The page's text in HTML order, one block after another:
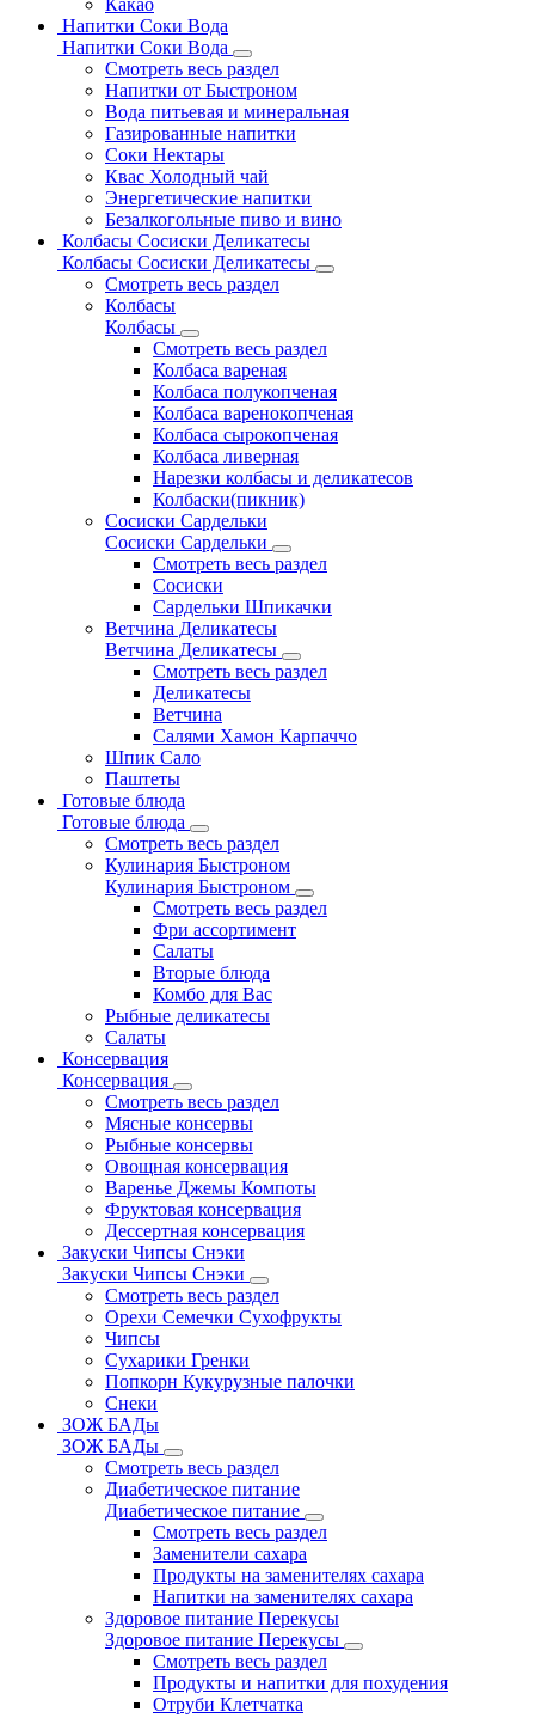
Какао
Напитки Соки Вода
Напитки Соки Вода
Смотреть весь раздел
Напитки от Быстроном
Вода питьевая и минеральная
Газированные напитки
Соки Нектары
Квас Холодный чай
Энергетические напитки
Безалкогольные пиво и вино
Колбасы Сосиски Деликатесы
Колбасы Сосиски Деликатесы
Смотреть весь раздел
Колбасы
Колбасы
Смотреть весь раздел
Колбаса вареная
Колбаса полукопченая
Колбаса варенокопченая
Колбаса сырокопченая
Колбаса ливерная
Нарезки колбасы и деликатесов
Колбаски(пикник)
Сосиски Сардельки
Сосиски Сардельки
Смотреть весь раздел
Сосиски
Сардельки Шпикачки
Ветчина Деликатесы
Ветчина Деликатесы
Смотреть весь раздел
Деликатесы
Ветчина
Салями Хамон Карпаччо
Шпик Сало
Паштеты
Готовые блюда
Готовые блюда
Смотреть весь раздел
Кулинария Быстроном
Кулинария Быстроном
Смотреть весь раздел
Фри ассортимент
Салаты
Вторые блюда
Комбо для Вас
Рыбные деликатесы
Салаты
Консервация
Консервация
Смотреть весь раздел
Мясные консервы
Рыбные консервы
Овощная консервация
Варенье Джемы Компоты
Фруктовая консервация
Дессертная консервация
Закуски Чипсы Снэки
Закуски Чипсы Снэки
Смотреть весь раздел
Орехи Семечки Сухофрукты
Чипсы
Сухарики Гренки
Попкорн Кукурузные палочки
Снеки
ЗОЖ БАДы
ЗОЖ БАДы
Смотреть весь раздел
Диабетическое питание
Диабетическое питание
Смотреть весь раздел
Заменители сахара
Продукты на заменителях сахара
Напитки на заменителях сахара
Здоровое питание Перекусы
Здоровое питание Перекусы
Смотреть весь раздел
Продукты и напитки для похудения
Отруби Клетчатка